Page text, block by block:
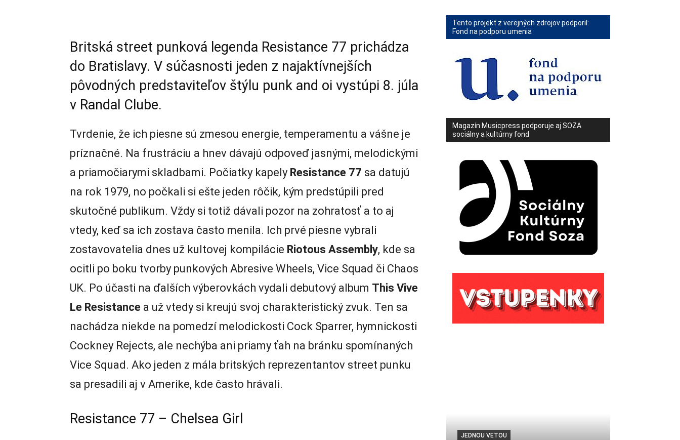
Britská street punková legenda Resistance 77 prichádza
do Bratislavy. V súčasnosti jeden z najaktívnejších
pôvodných predstaviteľov štýlu punk and oi vystúpi 8. júla
v Randal Clube.
Tvrdenie, že ich piesne sú zmesou energie, temperamentu a vášne je
príznačné. Na frustráciu a hnev dávajú odpoveď jasnými, melodickými
a priamočiarymi skladbami. Počiatky kapely Resistance 77 sa datujú
na rok 1979, no počkali si ešte jeden rôčik, kým predstúpili pred
skutočné publikum. Vždy si totiž dávali pozor na zohratosť a to aj
vtedy, keď sa ich zostava často menila. Ich prvé piesne vybrali
zostavovatelia dnes už kultovej kompilácie Riotous Assembly, kde sa
ocitli po boku tvorby punkových Abresive Wheels, Vice Squad či Chaos
UK. Po účasti na ďalších výberovkách vydali debutový album This Vive
Le Resistance a už vtedy si kreujú svoj charakteristický zvuk. Ten sa
nachádza niekde na pomedzí melodickosti Cock Sparrer, hymnickosti
Cockney Rejects, ale nechýba ani priamy ťah na bránku spomínaných
Vice Squad. Ako jeden z mála britských reprezentantov street punku
sa presadili aj v Amerike, kde často hrávali.
Resistance 77 – Chelsea Girl
Tento projekt z verejných zdrojov podporil:
Fond na podporu umenia
Magazín Musicpress podporuje aj SOZA
sociálny a kultúrny fond
JEDNOU VETOU